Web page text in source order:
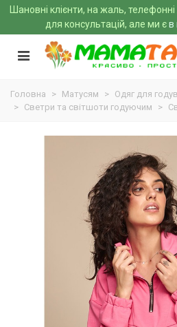
Шановні клієнти, на жаль, телефонні
для консультацій, але ми єв
Головна > Матусям > Одяг для
> Светри та світшоти годуючим >